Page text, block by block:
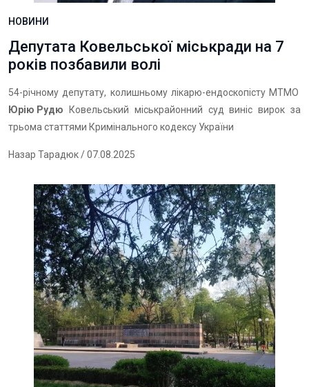
НОВИНИ
Депутата Ковельської міськради на 7
років позбавили волі
54-річному депутату, колишньому лікарю-ендоскопісту МТМО
Юрію Рудю Ковельський міськрайонний суд виніс вирок за
трьома статтями Кримінального кодексу України
Назар Тарадюк/ 07.08.2025